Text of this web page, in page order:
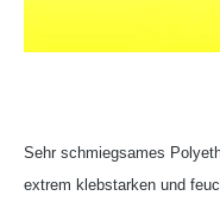
Sehr schmiegsames
extrem klebstarken und